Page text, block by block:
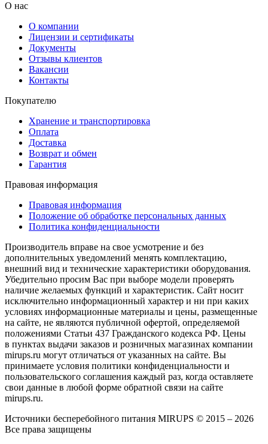
О нас
О компании
Лицензии и сертификаты
Документы
Отзывы клиентов
Вакансии
Контакты
Покупателю
Хранение и транспортировка
Оплата
Доставка
Возврат и обмен
Гарантия
Правовая информация
Правовая информация
Положение об обработке персональных данных
Политика конфиденциальности
Производитель вправе на свое усмотрение и без
дополнительных уведомлений менять комплектацию,
внешний вид и технические характеристики оборудования.
Убедительно просим Вас при выборе модели проверять
наличие желаемых функций и характеристик. Сайт носит
исключительно информационный характер и ни при каких
условиях информационные материалы и цены, размещенные
на сайте, не являются публичной офертой, определяемой
положениями Статьи 437 Гражданского кодекса РФ. Цены
в пунктах выдачи заказов и розничных магазинах компании
mirups.ru могут отличаться от указанных на сайте. Вы
принимаете условия политики конфиденциальности и
пользовательского соглашения каждый раз, когда оставляете
свои данные в любой форме обратной связи на сайте
mirups.ru.
Источники бесперебойного питания MIRUPS © 2015 – 2026
Все права защищены